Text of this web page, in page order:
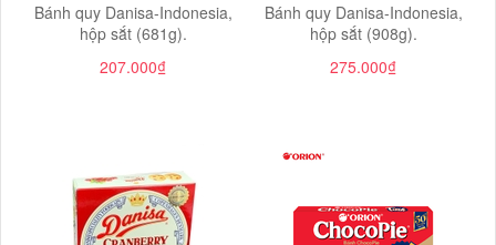
Bánh quy Danisa-Indonesia,
hộp sắt (681g).
207.000₫
Bánh quy Danisa-Indonesia,
hộp sắt (908g).
275.000₫